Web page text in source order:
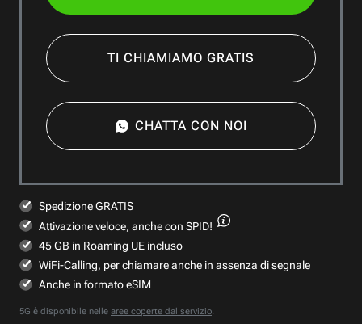
TI CHIAMIAMO GRATIS
CHATTA CON NOI
Spedizione GRATIS
Attivazione veloce, anche con SPID!
45 GB in Roaming UE incluso
WiFi-Calling, per chiamare anche in assenza di segnale
Anche in formato eSIM
5G è disponibile nelle aree coperte dal servizio.